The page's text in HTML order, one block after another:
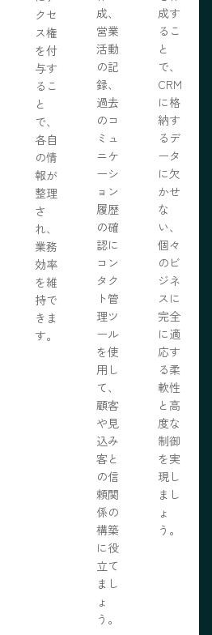
クセ
ス権
を付
与す
るこ
と
で、
各自
の情
報が
整理
さ
れ、
業務
効率
を維
持で
きま
す。
成、
営業
活動
の記
録、
過去
のコ
ミュ
ニケ
ーシ
ョン
履歴
の確
認に
コン
タク
ト管
理ツ
ール
を使
用し
て、
顧客
や見
込み
客と
の信
頼関
係の
構築
に役
立て
まし
ょ
う。
成す
るこ
と
で、
CRM
に格
納す
るデ
ータ
に欠
かせ
な
い、
個々
のビ
ジネ
スに
完全
に適
応す
る柔
軟性
と高
度な
制御
を実
現し
まし
ょ
う。